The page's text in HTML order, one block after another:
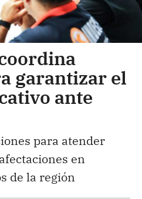
garantizar el
ante
para atender
en
de la región